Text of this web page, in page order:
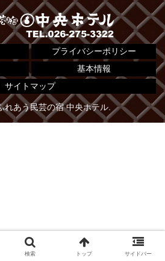
プライバシーポリシー
基本情報
サイトマップ
れあう民芸の宿 中央ホテル.
検索 トップ サイドバー